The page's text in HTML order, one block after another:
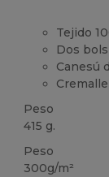
Tejido
Dos
Canesú
Peso
415 g.
Peso
300g/m²